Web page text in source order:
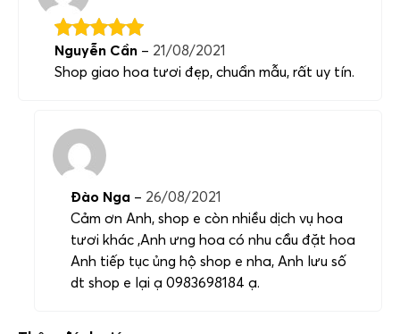
Nguyễn Cần – 21/08/2021
Shop giao hoa tươi đẹp, chuẩn mẫu, rất uy tín.
Đào Nga – 26/08/2021
Cảm ơn Anh, shop e còn nhiều dịch vụ hoa
tươi khác ,Anh ưng hoa có nhu cầu đặt hoa
Anh tiếp tục ủng hộ shop e nha, Anh lưu số
dt shop e lại ạ 0983698184 ạ.